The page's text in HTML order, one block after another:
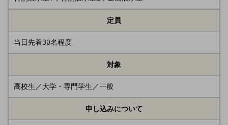
定員
当日先着30名程度
対象
高校生／大学・専門学生／一般
申し込みについて